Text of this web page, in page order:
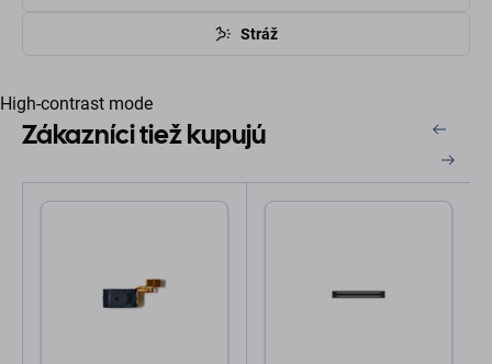
Stráž
High-contrast mode
Zákazníci tiež kupujú